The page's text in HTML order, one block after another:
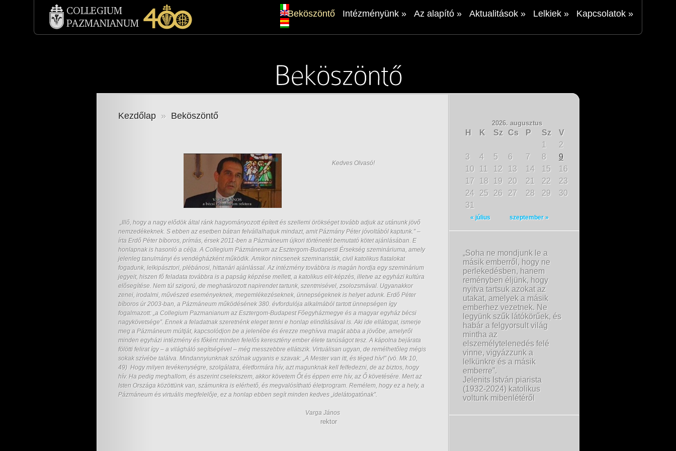
Beköszöntő Intézményünk» Az alapító» Aktualitások» Lelkiek» Kapcsolatok»
Kezdőlap » Beköszöntő
Kedves Olvasó!
„Illő, hogy a nagy elődök által ránk hagyományozott épített és szellemi örökséget tovább adjuk az utánunk jövő
nemzedékeknek. S ebben az esetben bátran felvállalhatjuk mindazt, amit Pázmány Péter jóvoltából kaptunk.” –
írta Erdő Péter bíboros, prímás, érsek 2011-ben a Pázmáneum újkori történetét bemutató kötet ajánlásában. E
honlapnak is hasonló a célja. A Collegium Pázmáneum az Esztergom-Budapesti Érsekség szemináriuma, amely
jelenleg tanulmányi és vendégházként működik. Amikor nincsenek szeminaristák, civil katolikus fiatalokat
fogadunk, lelkipásztori, plébánosi, hittanári ajánlással. Az intézmény továbbra is magán hordja egy szeminárium
jegyeit, hiszen fő feladata továbbra is a papság képzése mellett, a katolikus elit-képzés, illetve az egyházi kultúra
elősegítése. Nem túl szigorú, de meghatározott napirendet tartunk, szentmisével, zsolozsmával. Ugyanakkor
zenei, irodalmi, művészeti eseményeknek, megemlékezéseknek, ünnepségeknek is helyet adunk. Erdő Péter
bíboros úr 2003-ban, a Pázmáneum működésének 380. évfordulója alkalmából tartott ünnepségen így
fogalmazott: „a Collegium Pazmanianum az Esztergom-Budapest Főegyházmegye és a magyar egyház bécsi
nagykövetsége”. Ennek a feladatnak szeretnénk eleget tenni e honlap elindításával is. Aki ide ellátogat, ismerje
meg a Pázmáneum múltját, kapcsolódjon be a jelenébe és érezze meghívva magát abba a jövőbe, amelyről
minden egyházi intézmény és főként minden felelős keresztény ember élete tanúságot tesz. A kápolna bejárata
fölötti felirat így – a világháló segítségével – még messzebbre ellátszik. Virtuálisan ugyan, de remélhetőleg mégis
sokak szívébe találva. Mindannyiunknak szólnak ugyanis e szavak: „A Mester van itt, és téged hív!” (vö. Mk 10,
49) Hogy milyen tevékenységre, szolgálatra, életformára hív, azt magunknak kell felfedezni, de az biztos, hogy
hív. Ha pedig meghallom, és aszerint cselekszem, akkor követem Őt és éppen erre hív, az Ő követésére. Mert az
Isten Országa közöttünk van, számunkra is elérhető, és megvalósítható életprogram. Remélem, hogy ez a hely, a
Pázmáneum és virtuális megfelelője, ez a honlap ebben segít minden kedves „idelátogatónak”.
Varga János
rektor
2026. augusztus
H K Sz Cs P Sz V
« július szeptember »
1
2
3
4 5 6 7 8
9
10
11 12 13 14 15
16
17
18 19 20 21 22
23
24
25 26 27 28 29
30
31
„Soha ne mondjunk le a
másik emberről, hogy ne
perlekedésben, hanem
reményben éljünk, hogy
nyitva tartsuk azokat az
utakat, amelyek a másik
emberhez vezetnek. Ne
legyünk szűk látókörűek, és
habár a felgyorsult világ
mintha az
elszemélytelenedés felé
vinne, vigyázzunk a
lelkünkre és a másik
emberre”.
Jelenits István piarista
(1932-2024) katolikus
voltunk mibenlétéről